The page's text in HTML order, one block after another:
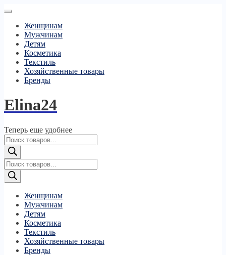
Женщинам
Мужчинам
Детям
Косметика
Текстиль
Хозяйственные товары
Бренды
Elina24
Теперь еще удобнее
Поиск
товаров
Поиск
товаров
Женщинам
Мужчинам
Детям
Косметика
Текстиль
Хозяйственные товары
Бренды